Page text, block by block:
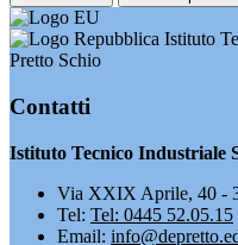
Istituto
Pretto Schio
Contatti
Istituto Tecnico Industriale
Via XXIX Aprile, 40 -
Tel: Tel: 0445 52.05.15
Email: